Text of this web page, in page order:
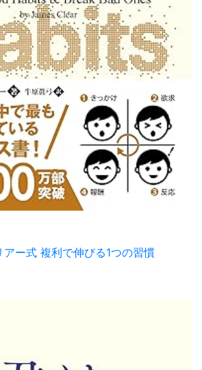
アー式 複利で伸びる1つの習慣